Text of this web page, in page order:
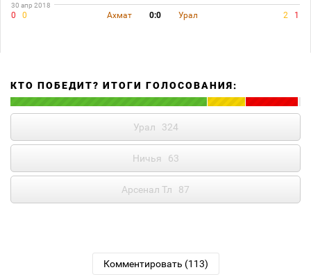
30 апр 2018
0 0 Ахмат 0:0 Урал 2 1
КТО ПОБЕДИТ? ИТОГИ ГОЛОСОВАНИЯ:
Урал 324
Ничья 63
Арсенал Тл 87
Комментировать (113)